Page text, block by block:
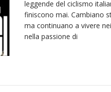
Andreoli Calcagni
Woman Team: ultimo
leggende del ciclismo
finiscono mai. Cambiano
ma continuano a vivere
nella passione di